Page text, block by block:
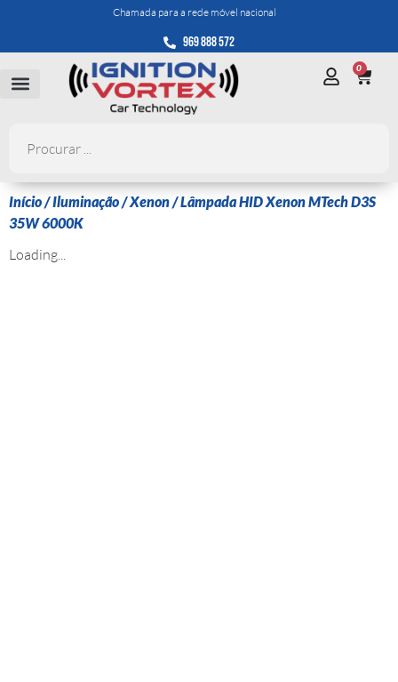
Chamada para a rede móvel nacional
969 888 572
0
Início/Iluminação/Xenon/ Lâmpada HID Xenon MTech D3S
35W 6000K
Loading...